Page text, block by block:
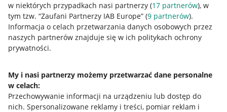
w niektórych przypadkach nasi partnerzy (17 partnerów), w
tym tzw. “Zaufani Partnerzy IAB Europe” (9 partnerów).
Informacja o celach przetwarzania danych osobowych przez
naszych partnerów znajduje się w ich politykach ochrony
prywatności.
My i nasi partnerzy możemy przetwarzać dane personalne
w celach:
Przechowywanie informacji na urządzeniu lub dostęp do
nich. Spersonalizowane reklamy i treści, pomiar reklam i
Nawigacja
Przydatne informacje
Jak to działa
Allegro Gadane dla sprzedających
Allegro Gadane dla kupujących